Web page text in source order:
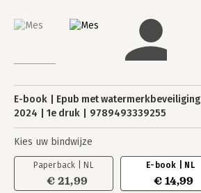
E-book Epub met watermerkbeveiliging
2024
1e druk 9789493339255
Kies uw bindwijze
Paperback | NL
€ 21,99
E-book | NL
€ 14,99